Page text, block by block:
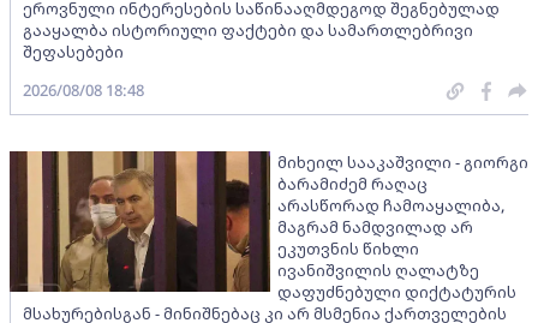
ეროვნული ინტერესების საწინააღმდეგოდ შეგნებულად
გააყალბა ისტორიული ფაქტები და სამართლებრივი
შეფასებები
2026/08/08 18:48
მიხეილ სააკაშვილი - გიორგი
ბარამიძემ რაღაც
არასწორად ჩამოაყალიბა,
მაგრამ ნამდვილად არ
ეკუთვნის წიხლი
ივანიშვილის ღალატზე
დაფუძნებული დიქტატურის
მსახურებისგან - მინიშნებაც კი არ მსმენია ქართველების